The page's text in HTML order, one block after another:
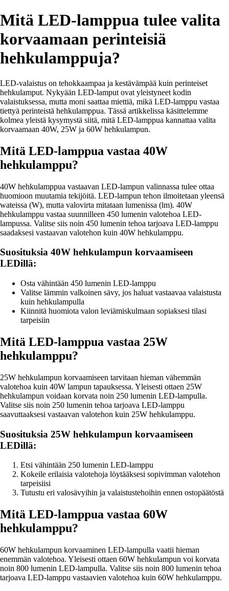
Mitä LED-lamppua tulee valita
korvaamaan perinteisiä
hehkulamppuja?
LED-valaistus on tehokkaampaa ja kestävämpää kuin perinteiset
hehkulamput. Nykyään LED-lamput ovat yleistyneet kodin
valaistuksessa, mutta moni saattaa miettiä, mikä LED-lamppu vastaa
tiettyä perinteistä hehkulamppua. Tässä artikkelissa käsittelemme
kolmea yleistä kysymystä siitä, mitä LED-lamppua kannattaa valita
korvaamaan 40W, 25W ja 60W hehkulampun.
Mitä LED-lamppua vastaa 40W
hehkulamppu?
40W hehkulamppua vastaavan LED-lampun valinnassa tulee ottaa
huomioon muutamia tekijöitä. LED-lampun tehon ilmoitetaan yleensä
wateissa (W), mutta valovirta mitataan lumenissa (lm). 40W
hehkulamppu vastaa suunnilleen 450 lumenin valotehoa LED-
lampussa. Valitse siis noin 450 lumenin tehoa tarjoava LED-lamppu
saadaksesi vastaavan valotehon kuin 40W hehkulamppu.
Suosituksia 40W hehkulampun korvaamiseen
LEDillä:
Osta vähintään 450 lumenin LED-lamppu
Valitse lämmin valkoinen sävy, jos haluat vastaavaa valaistusta
kuin hehkulampulla
Kiinnitä huomiota valon leviämiskulmaan sopiaksesi tilasi
tarpeisiin
Mitä LED-lamppua vastaa 25W
hehkulamppu?
25W hehkulampun korvaamiseen tarvitaan hieman vähemmän
valotehoa kuin 40W lampun tapauksessa. Yleisesti ottaen 25W
hehkulampun voidaan korvata noin 250 lumenin LED-lampulla.
Valitse siis noin 250 lumenin tehoa tarjoava LED-lamppu
saavuttaaksesi vastaavan valotehon kuin 25W hehkulamppu.
Suosituksia 25W hehkulampun korvaamiseen
LEDillä:
Etsi vähintään 250 lumenin LED-lamppu
Kokeile erilaisia valotehoja löytääksesi sopivimman valotehon
tarpeisiisi
Tutustu eri valosävyihin ja valaistustehoihin ennen ostopäätöstä
Mitä LED-lamppua vastaa 60W
hehkulamppu?
60W hehkulampun korvaaminen LED-lampulla vaatii hieman
enemmän valotehoa. Yleisesti ottaen 60W hehkulampun voi korvata
noin 800 lumenin LED-lampulla. Valitse siis noin 800 lumenin tehoa
tarjoava LED-lamppu vastaavien valotehoa kuin 60W hehkulamppu.